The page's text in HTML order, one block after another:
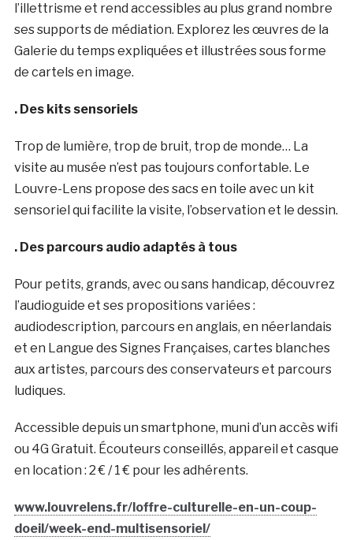
l’illettrisme et rend accessibles au plus grand nombre
ses supports de médiation. Explorez les œuvres de la
Galerie du temps expliquées et illustrées sous forme
de cartels en image.
. Des kits sensoriels
Trop de lumière, trop de bruit, trop de monde… La
visite au musée n’est pas toujours confortable. Le
Louvre-Lens propose des sacs en toile avec un kit
sensoriel qui facilite la visite, l’observation et le dessin.
. Des parcours audio adaptés à tous
Pour petits, grands, avec ou sans handicap, découvrez
l’audioguide et ses propositions variées :
audiodescription, parcours en anglais, en néerlandais
et en Langue des Signes Françaises, cartes blanches
aux artistes, parcours des conservateurs et parcours
ludiques.
Accessible depuis un smartphone, muni d’un accès wifi
ou 4G Gratuit. Écouteurs conseillés, appareil et casque
en location : 2 € / 1 € pour les adhérents.
www.louvrelens.fr/loffre-culturelle-en-un-coup-
doeil/week-end-multisensoriel/